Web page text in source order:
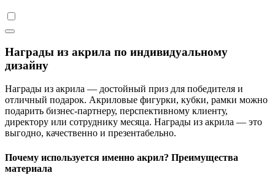
Награды из акрила по индивидуальному
дизайну
Награды из акрила — достойный приз для победителя и
отличный подарок. Акриловые фигурки, кубки, рамки можно
подарить бизнес-партнеру, перспективному клиенту,
директору или сотруднику месяца. Награды из акрила — это
выгодно, качественно и презентабельно.
Почему используется именно акрил? Преимущества
материала